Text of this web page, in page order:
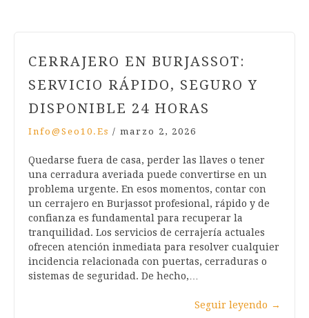
CERRAJERO EN BURJASSOT:
SERVICIO RÁPIDO, SEGURO Y
DISPONIBLE 24 HORAS
Info@seo10.es / marzo 2, 2026
Quedarse fuera de casa, perder las llaves o tener
una cerradura averiada puede convertirse en un
problema urgente. En esos momentos, contar con
un cerrajero en Burjassot profesional, rápido y de
confianza es fundamental para recuperar la
tranquilidad. Los servicios de cerrajería actuales
ofrecen atención inmediata para resolver cualquier
incidencia relacionada con puertas, cerraduras o
sistemas de seguridad. De hecho,…
Seguir leyendo →